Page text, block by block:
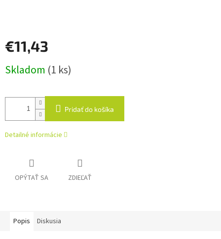
€11,43
cena:
Skladom (1 ks)
Pridať do košíka
Detailné informácie
OPÝTAŤ SA ZDIEĽAŤ
Popis Diskusia